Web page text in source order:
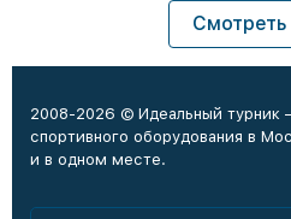
Смотреть
2008-2026 © Идеальный турник
спортивного оборудования в
и в одном месте.